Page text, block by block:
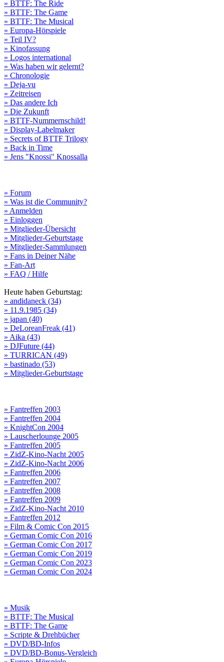
» BTTF: The Ride
» BTTF: The Game
» BTTF: The Musical
» Europa-Hörspiele
» Teil IV?
» Kinofassung
» Logos international
» Was haben wir gelernt?
» Chronologie
» Deja-vu
» Zeitreisen
» Das andere Ich
» Die Zukunft
» BTTF-Nummernschild!
» Display-Labelmaker
» Secrets of BTTF Trilogy
» Back in Time
» Jens "Knossi" Knossalla
» Forum
» Was ist die Community?
» Anmelden
» Einloggen
» Mitglieder-Übersicht
» Mitglieder-Geburtstage
» Mitglieder-Sammlungen
» Fans in Deiner Nähe
» Fan-Art
» FAQ / Hilfe
Heute haben Geburtstag:
» andidaneck (34)
» 11.9.1985 (34)
» japan (40)
» DeLoreanFreak (41)
» Aika (43)
» DJFuture (44)
» TURRICAN (49)
» bastinado (53)
» Mitglieder-Geburtstage
» Fantreffen 2003
» Fantreffen 2004
» KnightCon 2004
» Lauscherlounge 2005
» Fantreffen 2005
» ZidZ-Kino-Nacht 2005
» ZidZ-Kino-Nacht 2006
» Fantreffen 2006
» Fantreffen 2007
» Fantreffen 2008
» Fantreffen 2009
» ZidZ-Kino-Nacht 2010
» Fantreffen 2012
» Film & Comic Con 2015
» German Comic Con 2016
» German Comic Con 2017
» German Comic Con 2019
» German Comic Con 2023
» German Comic Con 2024
» Musik
» BTTF: The Musical
» BTTF: The Game
» Scripte & Drehbücher
» DVD/BD-Infos
» DVD/BD-Bonus-Vergleich